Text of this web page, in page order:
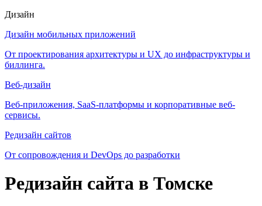
Дизайн
Дизайн мобильных приложений
От проектирования архитектуры и UX до инфраструктуры и
биллинга.
Веб-дизайн
Веб-приложения, SaaS-платформы и корпоративные веб-
сервисы.
Редизайн сайтов
От сопровождения и DevOps до разработки
Редизайн сайта в Томске